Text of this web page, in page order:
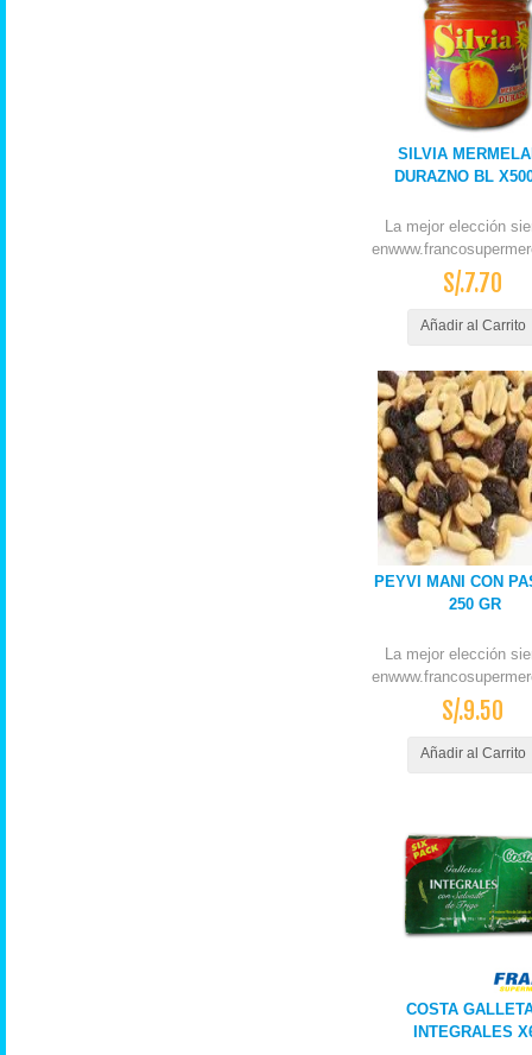
SILVIA
DURAZNO BL
La mejor elección
S/.7.70
Añadir al Carrito
PEYVI MANI CON
250 GR
La mejor elección
S/.9.50
Añadir al Carrito
COSTA
INTEGRALES